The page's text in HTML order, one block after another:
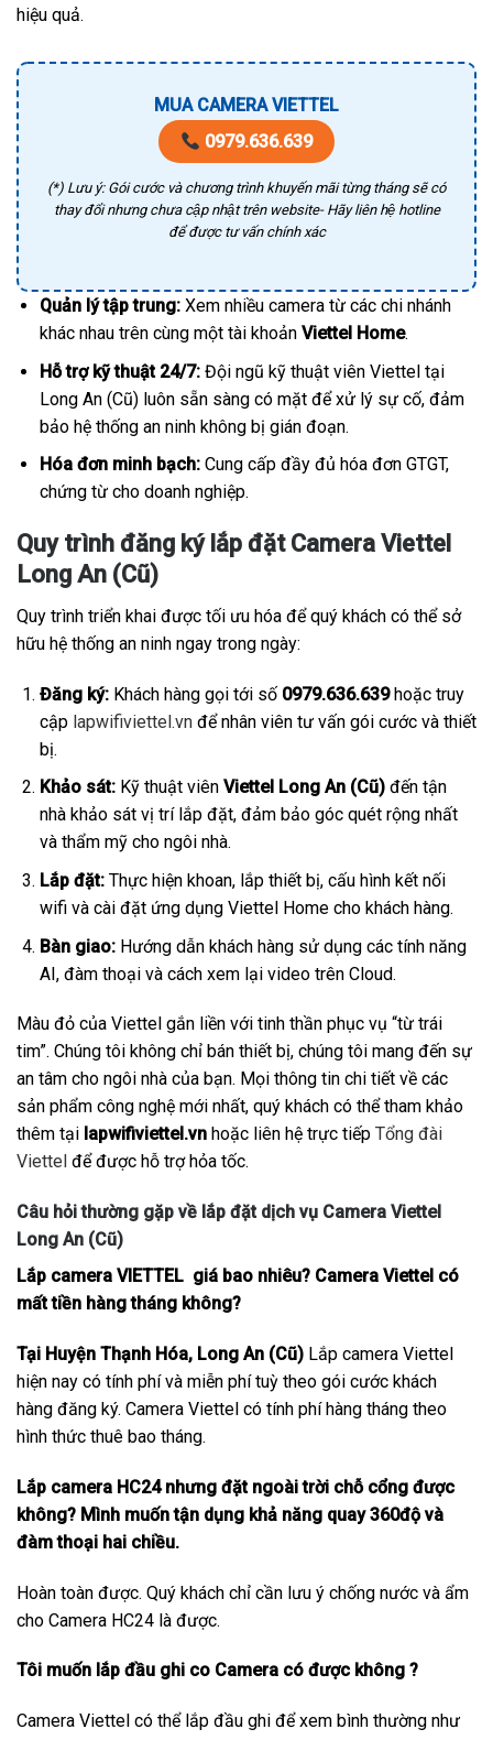
hiệu quả.
MUA CAMERA VIETTEL
0979.636.639
(*) Lưu ý: Gói cước và chương trình khuyến mãi từng tháng sẽ có
thay đổi nhưng chưa cập nhật trên website- Hãy liên hệ hotline
để được tư vấn chính xác
Quản lý tập trung:Xem nhiều camera từ các chi nhánh
khác nhau trên cùng một tài khoản Viettel Home.
Hỗ trợ kỹ thuật 24/7:Đội ngũ kỹ thuật viên Viettel tại
Long An (Cũ) luôn sẵn sàng có mặt để xử lý sự cố, đảm
bảo hệ thống an ninh không bị gián đoạn.
Hóa đơn minh bạch:Cung cấp đầy đủ hóa đơn GTGT,
chứng từ cho doanh nghiệp.
Quy trình đăng ký lắp đặt Camera Viettel
Long An (Cũ)
Quy trình triển khai được tối ưu hóa để quý khách có thể sở
hữu hệ thống an ninh ngay trong ngày:
Đăng ký:Khách hàng gọi tới số 0979.636.639hoặc truy
cập lapwifiviettel.vnđể nhân viên tư vấn gói cước và thiết
bị.
Khảo sát:Kỹ thuật viên Viettel Long An (Cũ)đến tận
nhà khảo sát vị trí lắp đặt, đảm bảo góc quét rộng nhất
và thẩm mỹ cho ngôi nhà.
Lắp đặt:Thực hiện khoan, lắp thiết bị, cấu hình kết nối
wifi và cài đặt ứng dụng Viettel Home cho khách hàng.
Bàn giao:Hướng dẫn khách hàng sử dụng các tính năng
AI, đàm thoại và cách xem lại video trên Cloud.
Màu đỏ của Viettel gắn liền với tinh thần phục vụ “từ trái
tim”. Chúng tôi không chỉ bán thiết bị, chúng tôi mang đến sự
an tâm cho ngôi nhà của bạn. Mọi thông tin chi tiết về các
sản phẩm công nghệ mới nhất, quý khách có thể tham khảo
thêm tại lapwifiviettel.vn hoặc liên hệ trực tiếp Tổng đài
Viettel để được hỗ trợ hỏa tốc.
Câu hỏi thường gặp về lắp đặt dịch vụ Camera Viettel
Long An (Cũ)
Lắp camera VIETTEL giá bao nhiêu? Camera Viettel có
mất tiền hàng tháng không?
Tại Huyện Thạnh Hóa, Long An (Cũ) Lắp camera Viettel
hiện nay có tính phí và miễn phí tuỳ theo gói cước khách
hàng đăng ký. Camera Viettel có tính phí hàng tháng theo
hình thức thuê bao tháng.
Lắp camera HC24 nhưng đặt ngoài trời chỗ cổng được
không? Mình muốn tận dụng khả năng quay 360độ và
đàm thoại hai chiều.
Hoàn toàn được. Quý khách chỉ cần lưu ý chống nước và ẩm
cho Camera HC24 là được.
Tôi muốn lắp đầu ghi co Camera có được không ?
Camera Viettel có thể lắp đầu ghi để xem bình thường như